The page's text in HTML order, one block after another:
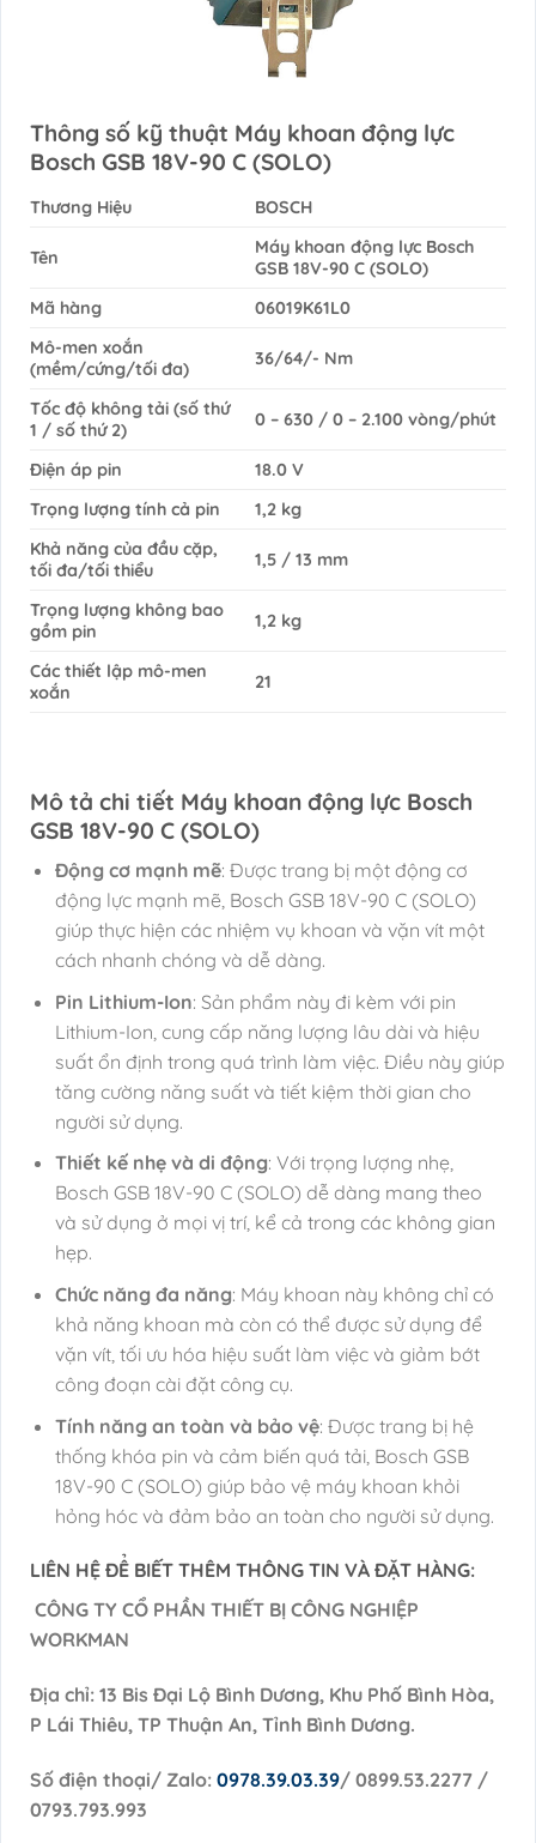
Thông số kỹ thuật Máy khoan động lực
Bosch GSB 18V-90 C (SOLO)
Thương Hiệu BOSCH
Tên
Máy khoan động lực Bosch
GSB 18V-90 C (SOLO)
Mã hàng
06019K61L0
Mô-men xoắn
(mềm/cứng/tối đa)
36/64/- Nm
Tốc độ không tải (số thứ
1 / số thứ 2)
0 – 630 / 0 – 2.100 vòng/phút
Điện áp pin
18.0 V
Trọng lượng tính cả pin
1,2 kg
Khả năng của đầu cặp,
tối đa/tối thiểu
1,5 / 13 mm
Trọng lượng không bao
gồm pin
1,2 kg
Các thiết lập mô-men
xoắn
21
Mô tả chi tiết Máy khoan động lực Bosch
GSB 18V-90 C (SOLO)
Động cơ mạnh mẽ: Được trang bị một động cơ
động lực mạnh mẽ, Bosch GSB 18V-90 C (SOLO)
giúp thực hiện các nhiệm vụ khoan và vặn vít một
cách nhanh chóng và dễ dàng.
Pin Lithium-Ion: Sản phẩm này đi kèm với pin
Lithium-Ion, cung cấp năng lượng lâu dài và hiệu
suất ổn định trong quá trình làm việc. Điều này giúp
tăng cường năng suất và tiết kiệm thời gian cho
người sử dụng.
Thiết kế nhẹ và di động: Với trọng lượng nhẹ,
Bosch GSB 18V-90 C (SOLO) dễ dàng mang theo
và sử dụng ở mọi vị trí, kể cả trong các không gian
hẹp.
Chức năng đa năng: Máy khoan này không chỉ có
khả năng khoan mà còn có thể được sử dụng để
vặn vít, tối ưu hóa hiệu suất làm việc và giảm bớt
công đoạn cài đặt công cụ.
Tính năng an toàn và bảo vệ: Được trang bị hệ
thống khóa pin và cảm biến quá tải, Bosch GSB
18V-90 C (SOLO) giúp bảo vệ máy khoan khỏi
hỏng hóc và đảm bảo an toàn cho người sử dụng.
LIÊN HỆ ĐỂ BIẾT THÊM THÔNG TIN VÀ ĐẶT HÀNG:
CÔNG TY CỔ PHẦN THIẾT BỊ CÔNG NGHIỆP
WORKMAN
Địa chỉ: 13 Bis Đại Lộ Bình Dương, Khu Phố Bình Hòa,
P Lái Thiêu, TP Thuận An, Tỉnh Bình Dương.
Số điện thoại/ Zalo: 0978.39.03.39/ 0899.53.2277 /
0793.793.993